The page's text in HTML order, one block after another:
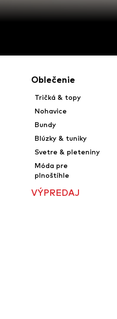
Oblečenie
Tričká & topy
Nohavice
Bundy
Blúzky & tuniky
Svetre & pleteniny
Móda pre
plnoštíhle
VÝPREDAJ